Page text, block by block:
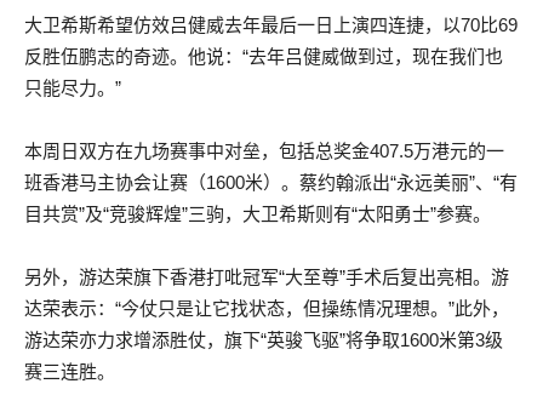
大卫希斯希望仿效吕健威去年最后一日上演四连捷，以70比69
反胜伍鹏志的奇迹。他说：“去年吕健威做到过，现在我们也
只能尽力。”
本周日双方在九场赛事中对垒，包括总奖金407.5万港元的一
班香港马主协会让赛（1600米）。蔡约翰派出“永远美丽”、“有
目共赏”及“竞骏辉煌”三驹，大卫希斯则有“太阳勇士”参赛。
另外，游达荣旗下香港打吡冠军“大至尊”手术后复出亮相。游
达荣表示：“今仗只是让它找状态，但操练情况理想。”此外，
游达荣亦力求增添胜仗，旗下“英骏飞驱”将争取1600米第3级
赛三连胜。